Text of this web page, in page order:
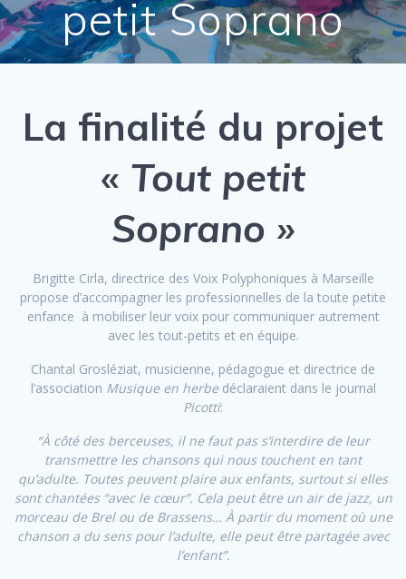
petit Soprano
La finalité du projet
« Tout petit
Soprano »
Brigitte Cirla, directrice des Voix Polyphoniques à Marseille
propose d’accompagner les professionnelles de la toute petite
enfance à mobiliser leur voix pour communiquer autrement
avec les tout-petits et en équipe.
Chantal Grosléziat, musicienne, pédagogue et directrice de
l’association Musique en herbedéclaraient dans le journal
Picotti:
“À côté des berceuses, il ne faut pas s’interdire de leur
transmettre les chansons qui nous touchent en tant
qu’adulte. Toutes peuvent plaire aux enfants, surtout si elles
sont chantées “avec le cœur”. Cela peut être un air de jazz, un
morceau de Brel ou de Brassens… À partir du moment où une
chanson a du sens pour l’adulte, elle peut être partagée avec
l’enfant”.